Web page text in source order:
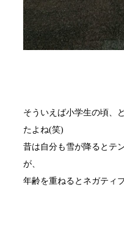
そういえば小学生の頃、
たよね(笑)
昔は自分も雪が降るとテ
が、
年齢を重ねるとネガティ